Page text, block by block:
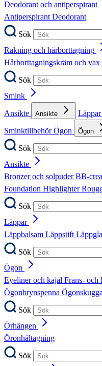
Deodorant och antiperspirant
AntiperspirantDeodorant
Sök
Rakning och hårborttagning
Hårborttagningskräm och vax
Sök
Smink
Ansikte
Ansikte Läppar
SminktillbehörÖgon Ögon
Sök
Ansikte
Bronzer och solpuderBB-
Foundation Highlighter
Sök
Läppar
Läppbalsam Läppstift
Sök
Ögon
Eyeliner och kajal Frans- och
Ögonbrynspenna
Sök
Örhängen
Öronhåltagning
Sök